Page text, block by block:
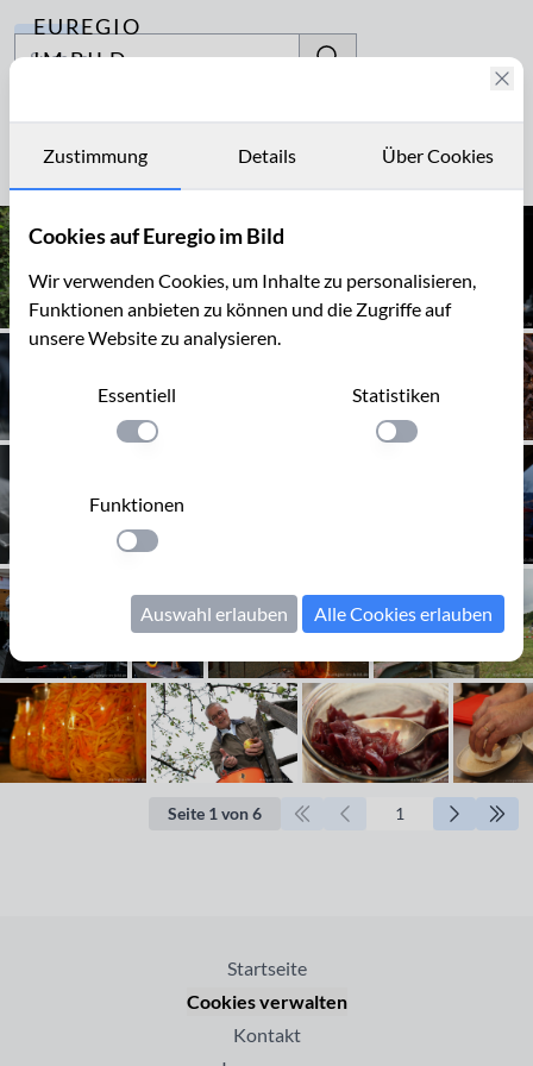
EUREGIO
IM BILD
Archiv
Kontakt
Archiv
Seite 1 von 6
Startseite
Cookies verwalten
Kontakt
Zustimmung Details Über Cookies
Cookies auf Euregio im Bild
Wir verwenden Cookies, um Inhalte zu personalisieren,
Funktionen anbieten zu können und die Zugriffe auf
unsere Website zu analysieren.
Essentiell
Einstellung anwenden
Statistiken
Einstellung
Funktionen
Einstellung anwenden
Auswahl erlauben Alle Cookies erlauben